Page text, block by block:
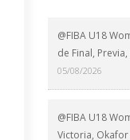
@FIBA U18
de Final, Previa,
05/08/2026
@FIBA U18
Victoria, Okafor